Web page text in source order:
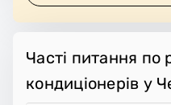
Часті питання по
кондиціонерів у